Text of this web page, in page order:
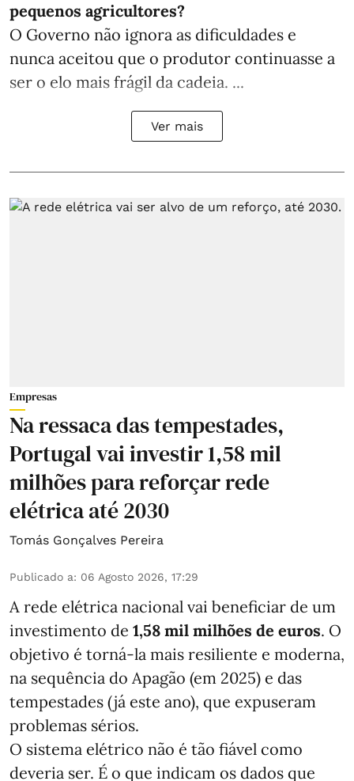
pequenos agricultores?
O Governo não ignora as dificuldades e
nunca aceitou que o produtor continuasse a
ser o elo mais frágil da cadeia. ...
Ver mais
Empresas
Na ressaca das tempestades,
Portugal vai investir 1,58 mil
milhões para reforçar rede
elétrica até 2030
Tomás Gonçalves Pereira
Publicado a: 06 Agosto 2026, 17:29
A rede elétrica nacional vai beneficiar de um
investimento de 1,58 mil milhões de euros. O
objetivo é torná-la mais resiliente e moderna,
na sequência do Apagão (em 2025) e das
tempestades (já este ano), que expuseram
problemas sérios.
O sistema elétrico não é tão fiável como
deveria ser. É o que indicam os dados que